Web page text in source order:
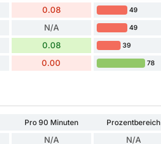
0.08 49
N/A 49
0.08 39
0.00 78
Pro 90 Minuten
Prozentbereich
N/A N/A